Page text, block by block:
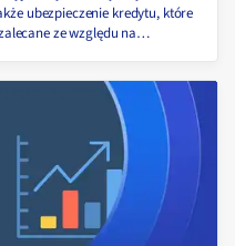
ubezpieczenie kredytu, które
ze względu na